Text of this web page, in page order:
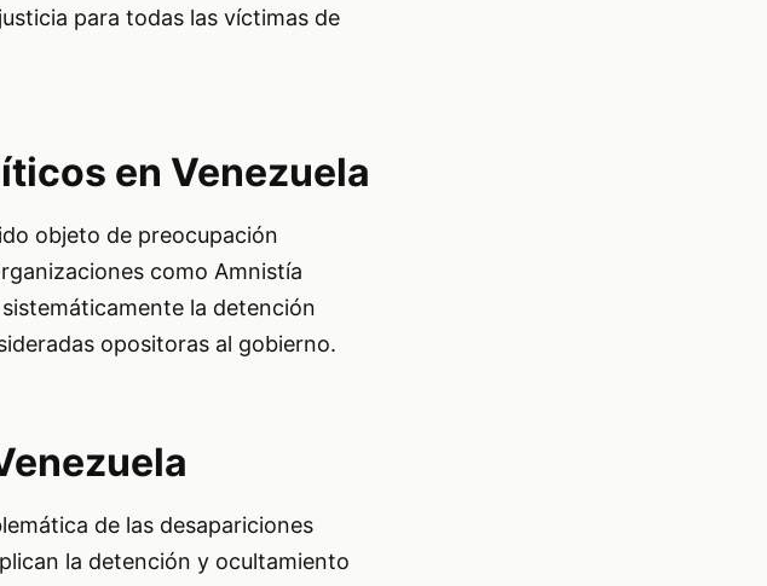
para todas las víctimas de
en Venezuela
objeto de preocupación
como Amnistía
la detención
opositoras al gobierno.
de las desapariciones
la detención y ocultamiento